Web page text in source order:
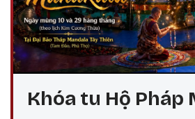
Khóa tu Hộ Pháp